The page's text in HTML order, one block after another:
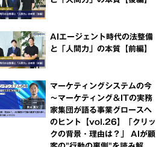
AIエージェント時代の法整備
と「人間力」の本質【前編】
マーケティングシステムの今
～マーケティング＆ITの実務
家集団が語る事業グロースへ
のヒント【vol.26】「クリッ
クの背景・理由は？」 AIが顧